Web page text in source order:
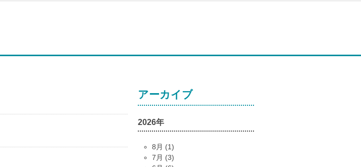
アーカイブ
2026年
8月 (1)
7月 (3)